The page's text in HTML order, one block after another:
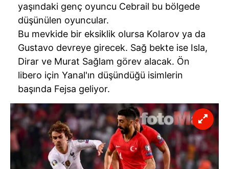
yaşındaki genç oyuncu Cebrail bu bölgede
düşünülen oyuncular.
Bu mevkide bir eksiklik olursa Kolarov ya da
Gustavo devreye girecek. Sağ bekte ise Isla,
Dirar ve Murat Sağlam görev alacak. Ön
libero için Yanal'ın düşündüğü isimlerin
başında Fejsa geliyor.